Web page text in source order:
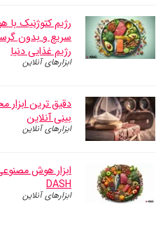
رژیم کتوژنیک
سریع و بدون
رژیم غذایی دنیا
ابزارهای آنلاین
دقیق ترین
بینی آنلاین
ابزارهای آنلاین
ابزار هوش
DASH
ابزارهای آنلاین